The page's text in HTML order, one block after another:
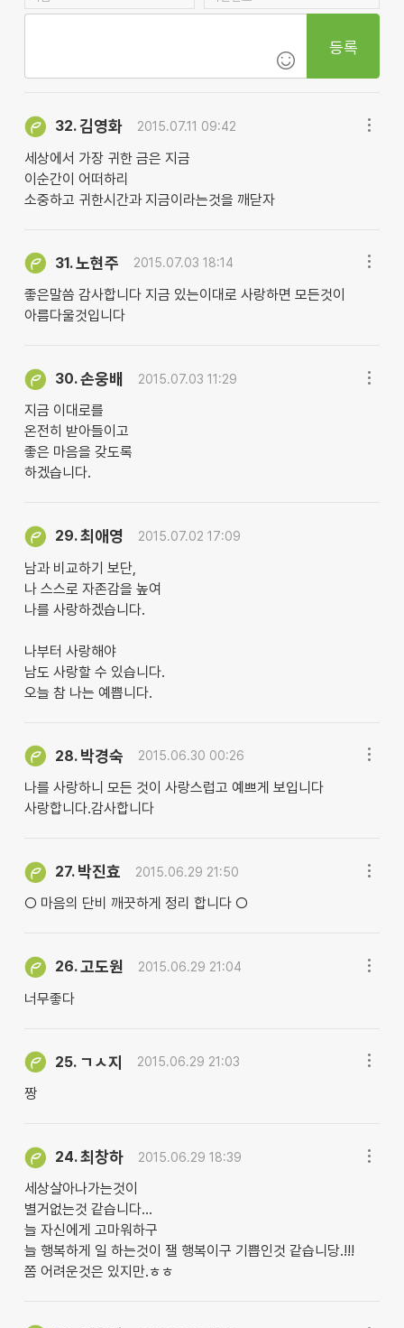
등록
32.김영화 2015.07.11 09:42
세상에서 가장 귀한 금은 지금
이순간이 어떠하리
소중하고 귀한시간과 지금이라는것을 깨닫자
31.노현주 2015.07.03 18:14
좋은말씀 감사합니다 지금 있는이대로 사랑하면 모든것이
아름다울것입니다
30.손웅배 2015.07.03 11:29
지금 이대로를
온전히 받아들이고
좋은 마음을 갖도록
하겠습니다.
29.최애영 2015.07.02 17:09
남과 비교하기 보단,
나 스스로 자존감을 높여
나를 사랑하겠습니다.
나부터 사랑해야
남도 사랑할 수 있습니다.
오늘 참 나는 예쁩니다.
28. 박경숙 2015.06.30 00:26
나를 사랑하니 모든 것이 사랑스럽고 예쁘게 보입니다
사랑합니다.감사합니다
27. 박진효 2015.06.29 21:50
○ 마음의 단비 깨끗하게 정리 합니다 ○
26.고도원 2015.06.29 21:04
너무좋다
25. ㄱㅅ지 2015.06.29 21:03
짱
24.최창하 2015.06.29 18:39
세상살아나가는것이
별거없는것 같습니다...
늘 자신에게 고마워하구
늘 행복하게 일 하는것이 잴 행복이구 기쁩인것 같습니당.!!!
쫌 어려운것은 있지만.ㅎㅎ